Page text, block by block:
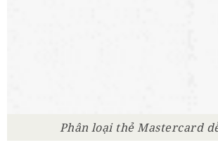
Phân loại thẻ Mastercard